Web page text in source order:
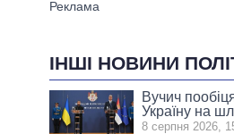
ІНШІ НОВИНИ
Вучич
Україну на
8 серпня 2026,